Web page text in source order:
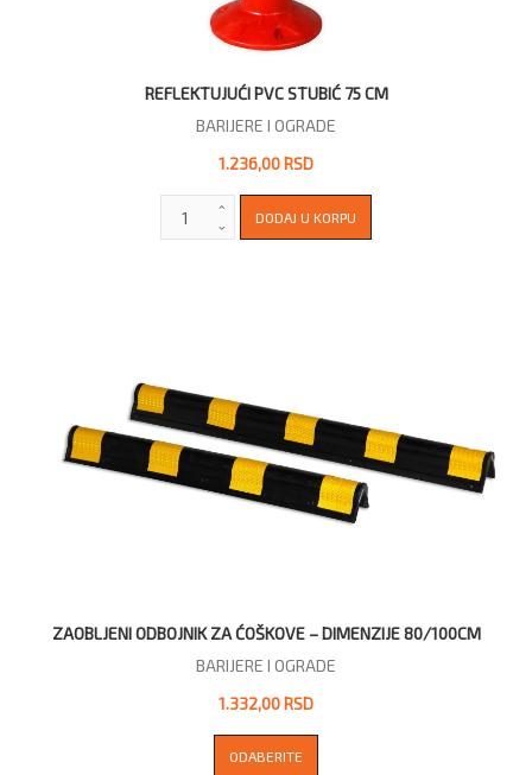
REFLEKTUJUĆI PVC STUBIĆ 75 CM
BARIJERE I OGRADE
1.236,00 RSD
ZAOBLJENI ODBOJNIK ZA ĆOŠKOVE – DIMENZIJE 80/100CM
BARIJERE I OGRADE
1.332,00 RSD
ODABERITE